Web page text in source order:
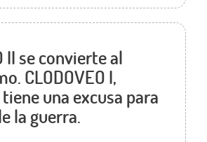
II se convierte al
CLODOVEO I,
una excusa para
la guerra.